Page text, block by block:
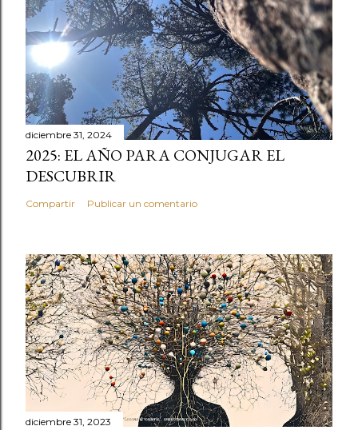
diciembre 31, 2024
2025: EL AÑO PARA CONJUGAR EL
DESCUBRIR
Compartir Publicar un comentario
diciembre 31, 2023